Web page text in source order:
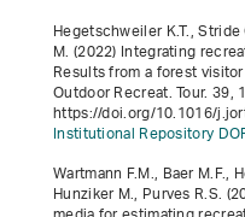
Hegetschweiler K.T.,
M. (2022) Integrating
Results from a forest
Outdoor Recreat. Tour.39,
https://doi.org/10.1016/
Institutional Repository
Wartmann F.M., Baer M.F.,
Hunziker M., Purves R.S.